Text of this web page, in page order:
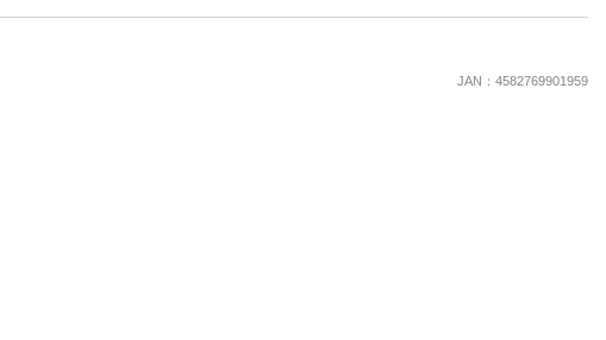
JAN：4582769901959